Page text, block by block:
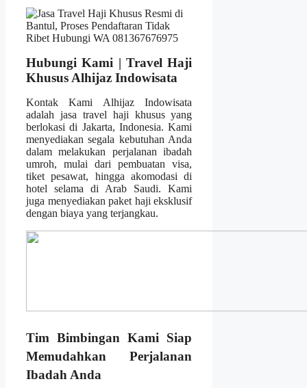
Hubungi Kami | Travel Haji
Khusus Alhijaz Indowisata
Kontak Kami Alhijaz Indowisata
adalah jasa travel haji khusus yang
berlokasi di Jakarta, Indonesia. Kami
menyediakan segala kebutuhan Anda
dalam melakukan perjalanan ibadah
umroh, mulai dari pembuatan visa,
tiket pesawat, hingga akomodasi di
hotel selama di Arab Saudi. Kami
juga menyediakan paket haji eksklusif
dengan biaya yang terjangkau.
Tim Bimbingan Kami Siap
Memudahkan Perjalanan
Ibadah Anda